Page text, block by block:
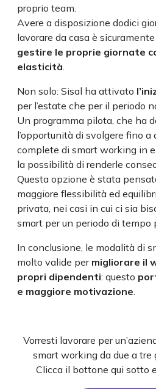
proprio team.
Avere a disposizione dodici
lavorare da casa è
gestire le proprie giornate
elasticità
Non solo: Sisal ha attivato
per l’estate che per il periodo
Un programma pilota, che ha
l’opportunità di svolgere fino a
complete di smart working in
la possibilità di renderle
Questa opzione è stata
maggiore flessibilità ed
privata, nei casi in cui ci sia
smart per un periodo di tempo
In conclusione, le modalità di
molto valide per migliorare il
propri dipendenti: questo
e maggiore motivazione
Vorresti lavorare per
smart working da due a tre
Clicca il bottone qui sotto